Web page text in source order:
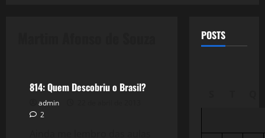
814: Quem Descobriu o Brasil?
admin
2
POSTS